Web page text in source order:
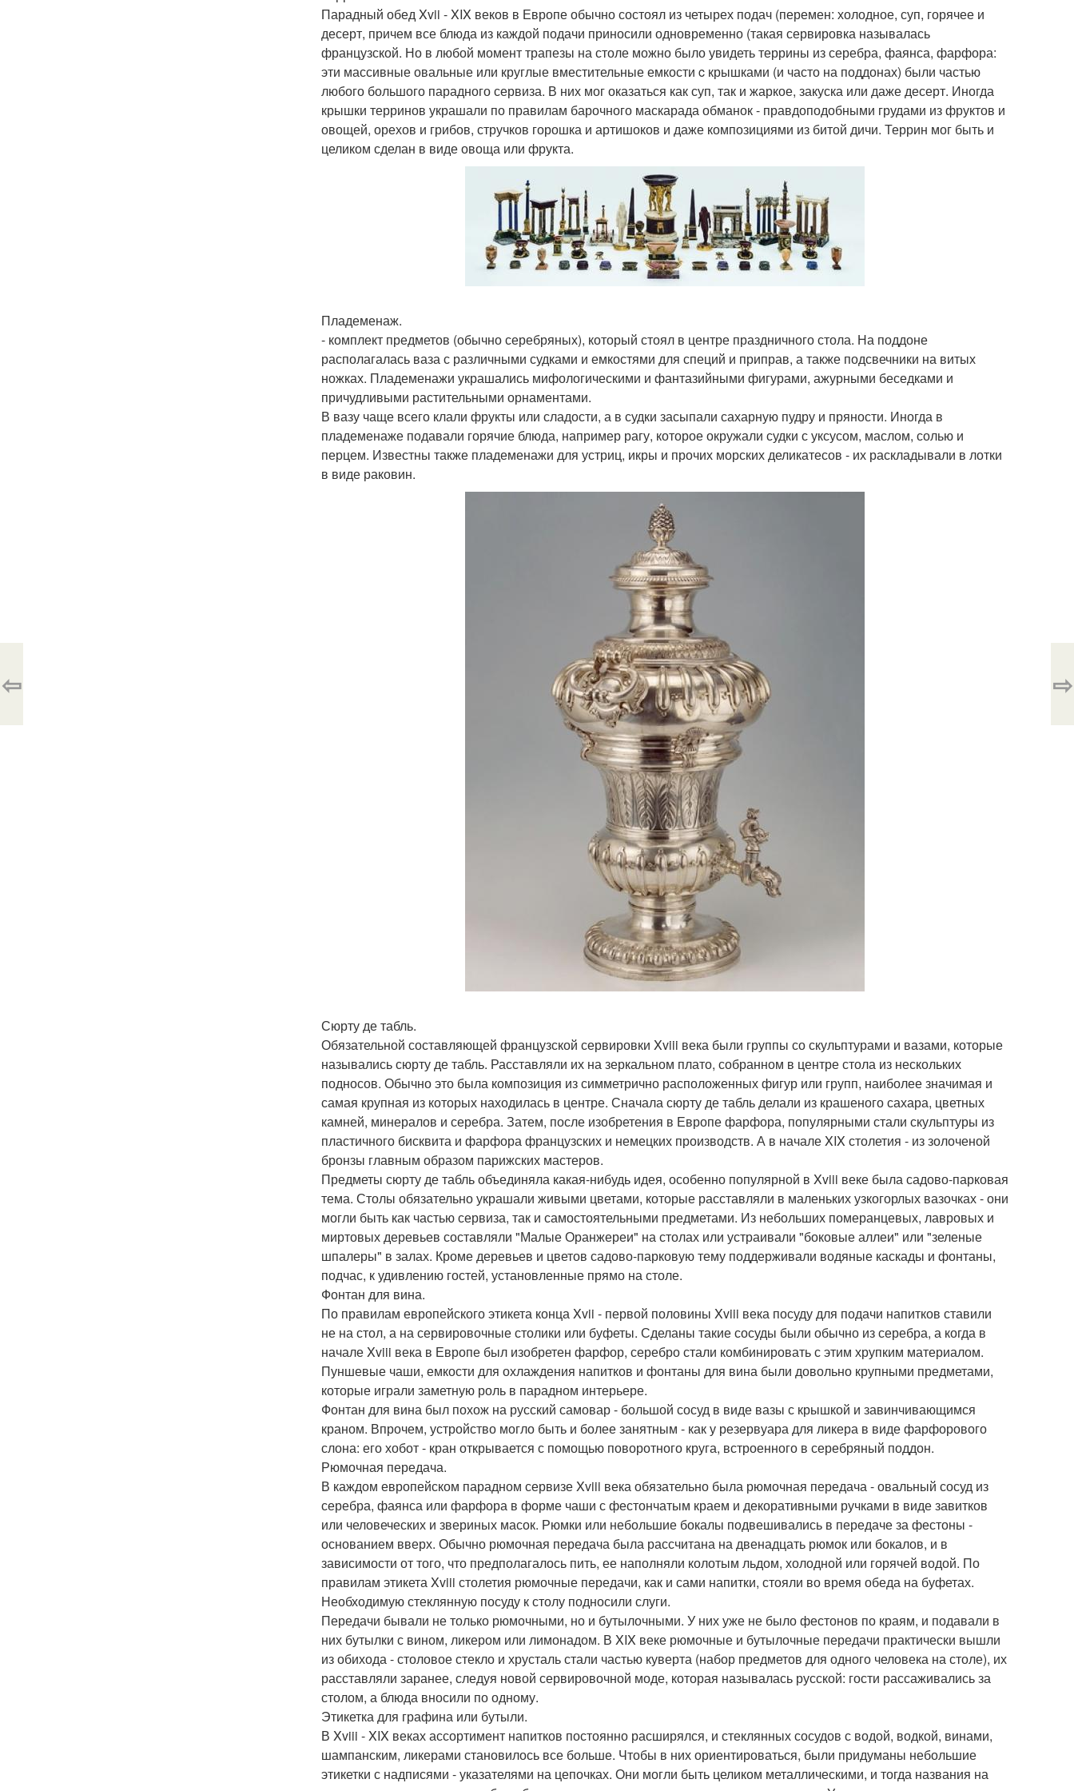
Парадный обед Xvii - XIX веков в Европе обычно состоял из четырех подач (перемен: холодное, суп, горячее и
десерт, причем все блюда из каждой подачи приносили одновременно (такая сервировка называлась
французской. Но в любой момент трапезы на столе можно было увидеть террины из серебра, фаянса, фарфора:
эти массивные овальные или круглые вместительные емкости c крышками (и часто на поддонах) были частью
любого большого парадного сервиза. В них мог оказаться как суп, так и жаркое, закуска или даже десерт. Иногда
крышки терринов украшали по правилам барочного маскарада обманок - правдоподобными грудами из фруктов и
овощей, орехов и грибов, стручков горошка и артишоков и даже композициями из битой дичи. Террин мог быть и
целиком сделан в виде овоща или фрукта.
Пладеменаж.
- комплект предметов (обычно серебряных), который стоял в центре праздничного стола. На поддоне
располагалась ваза с различными судками и емкостями для специй и приправ, а также подсвечники на витых
ножках. Пладеменажи украшались мифологическими и фантазийными фигурами, ажурными беседками и
причудливыми растительными орнаментами.
В вазу чаще всего клали фрукты или сладости, а в судки засыпали сахарную пудру и пряности. Иногда в
пладеменаже подавали горячие блюда, например рагу, которое окружали судки с уксусом, маслом, солью и
перцем. Известны также пладеменажи для устриц, икры и прочих морских деликатесов - их раскладывали в лотки
в виде раковин.
Сюрту де табль.
Обязательной составляющей французской сервировки Xviii века были группы со скульптурами и вазами, которые
назывались сюрту де табль. Расставляли их на зеркальном плато, собранном в центре стола из нескольких
подносов. Обычно это была композиция из симметрично расположенных фигур или групп, наиболее значимая и
самая крупная из которых находилась в центре. Сначала сюрту де табль делали из крашеного сахара, цветных
камней, минералов и серебра. Затем, после изобретения в Европе фарфора, популярными стали скульптуры из
пластичного бисквита и фарфора французских и немецких производств. А в начале XIX столетия - из золоченой
бронзы главным образом парижских мастеров.
Предметы сюрту де табль объединяла какая-нибудь идея, особенно популярной в Xviii веке была садово-парковая
тема. Столы обязательно украшали живыми цветами, которые расставляли в маленьких узкогорлых вазочках - они
могли быть как частью сервиза, так и самостоятельными предметами. Из небольших померанцевых, лавровых и
миртовых деревьев составляли "Малые Оранжереи" на столах или устраивали "боковые аллеи" или "зеленые
шпалеры" в залах. Кроме деревьев и цветов садово-парковую тему поддерживали водяные каскады и фонтаны,
подчас, к удивлению гостей, установленные прямо на столе.
Фонтан для вина.
По правилам европейского этикета конца Xvii - первой половины Xviii века посуду для подачи напитков ставили
не на стол, а на сервировочные столики или буфеты. Сделаны такие сосуды были обычно из серебра, а когда в
начале Xviii века в Европе был изобретен фарфор, серебро стали комбинировать с этим хрупким материалом.
Пуншевые чаши, емкости для охлаждения напитков и фонтаны для вина были довольно крупными предметами,
которые играли заметную роль в парадном интерьере.
Фонтан для вина был похож на русский самовар - большой сосуд в виде вазы с крышкой и завинчивающимся
краном. Впрочем, устройство могло быть и более занятным - как у резервуара для ликера в виде фарфорового
слона: его хобот - кран открывается с помощью поворотного круга, встроенного в серебряный поддон.
Рюмочная передача.
В каждом европейском парадном сервизе Xviii века обязательно была рюмочная передача - овальный сосуд из
серебра, фаянса или фарфора в форме чаши с фестончатым краем и декоративными ручками в виде завитков
или человеческих и звериных масок. Рюмки или небольшие бокалы подвешивались в передаче за фестоны -
основанием вверх. Обычно рюмочная передача была рассчитана на двенадцать рюмок или бокалов, и в
зависимости от того, что предполагалось пить, ее наполняли колотым льдом, холодной или горячей водой. По
правилам этикета Xviii столетия рюмочные передачи, как и сами напитки, стояли во время обеда на буфетах.
Необходимую стеклянную посуду к столу подносили слуги.
Передачи бывали не только рюмочными, но и бутылочными. У них уже не было фестонов по краям, и подавали в
них бутылки с вином, ликером или лимонадом. В XIX веке рюмочные и бутылочные передачи практически вышли
из обихода - столовое стекло и хрусталь стали частью куверта (набор предметов для одного человека на столе), их
расставляли заранее, следуя новой сервировочной моде, которая называлась русской: гости рассаживались за
столом, а блюда вносили по одному.
Этикетка для графина или бутыли.
В Xviii - XIX веках ассортимент напитков постоянно расширялся, и стеклянных сосудов с водой, водкой, винами,
шампанским, ликерами становилось все больше. Чтобы в них ориентироваться, были придуманы небольшие
этикетки с надписями - указателями на цепочках. Они могли быть целиком металлическими, и тогда названия на
⇦ ⇨